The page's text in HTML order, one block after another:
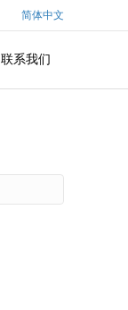
简体中文
联系我们